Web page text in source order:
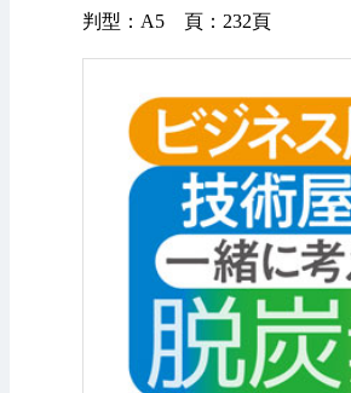
判型：A5 頁：232頁